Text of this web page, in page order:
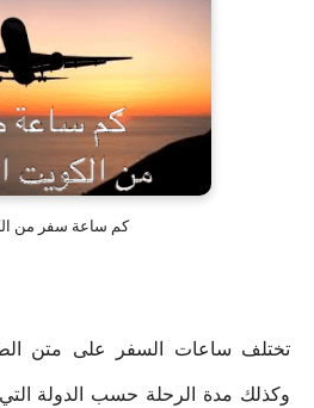
كم ساعة سفر من
تختلف ساعات السفر على متن
وكذلك مدة الرحلة حسب الدولة